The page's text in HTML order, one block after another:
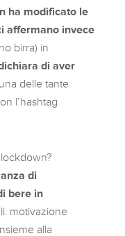
ha modificato le
affermano invece
birra) in
di aver
delle tante
l’hashtag
di
bere in
motivazione
alla